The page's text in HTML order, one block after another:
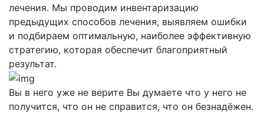
лечения. Мы проводим инвентаризацию
предыдущих способов лечения, выявляем ошибки
и подбираем оптимальную, наиболее эффективную
стратегию, которая обеспечит благоприятный
результат.
Вы в него уже не верите Вы думаете что у него не
получится, что он не справится, что он безнадёжен.